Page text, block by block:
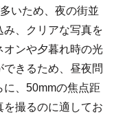
いため、夜の街並
、クリアな写真を
オンや夕暮れ時の光
きるため、昼夜問
、50mmの焦点距
撮るのに適してお